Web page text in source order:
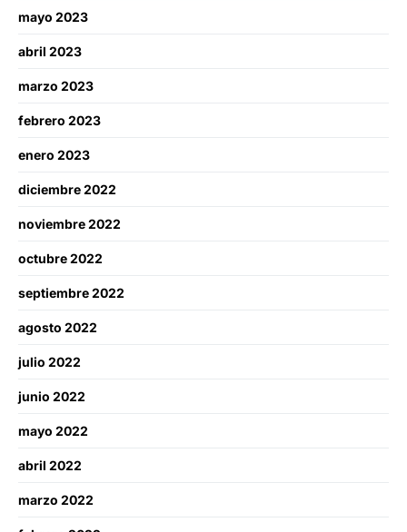
mayo 2023
abril 2023
marzo 2023
febrero 2023
enero 2023
diciembre 2022
noviembre 2022
octubre 2022
septiembre 2022
agosto 2022
julio 2022
junio 2022
mayo 2022
abril 2022
marzo 2022